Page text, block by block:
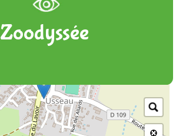
Zoodyssée
Satellite